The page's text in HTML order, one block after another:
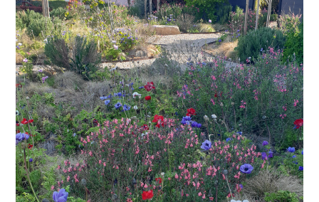
PORTFOLIO
JARDIN AVANT APRÈS
À PROPOS
NOUS CONTACTER